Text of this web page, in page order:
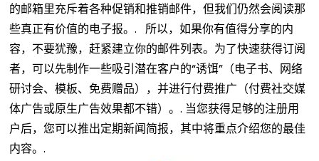
的邮箱里充斥着各种促销和推销邮件，但我们仍然会阅读那
些真正有价值的电子报。. 所以，如果你有值得分享的内
容，不要犹豫，赶紧建立你的邮件列表。为了快速获得订阅
者，可以先制作一些吸引潜在客户的“诱饵”（电子书、网络
研讨会、模板、免费赠品），并进行付费推广（付费社交媒
体广告或原生广告效果都不错）。. 当您获得足够的注册用
户后，您可以推出定期新闻简报，其中将重点介绍您的最佳
内容。.